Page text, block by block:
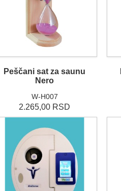
Peščani sat za saunu
Nero
W-H007
2.265,00 RSD